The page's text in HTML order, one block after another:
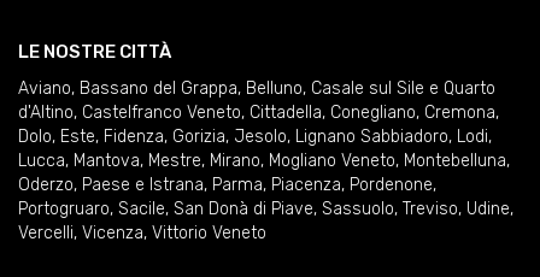
LE NOSTRE CITTÀ
Aviano, Bassano del Grappa, Belluno, Casale sul Sile e Quarto
d'Altino, Castelfranco Veneto, Cittadella, Conegliano, Cremona,
Dolo, Este, Fidenza, Gorizia, Jesolo, Lignano Sabbiadoro, Lodi,
Lucca, Mantova, Mestre, Mirano, Mogliano Veneto, Montebelluna,
Oderzo, Paese e Istrana, Parma, Piacenza, Pordenone,
Portogruaro, Sacile, San Donà di Piave, Sassuolo, Treviso, Udine,
Vercelli, Vicenza, Vittorio Veneto